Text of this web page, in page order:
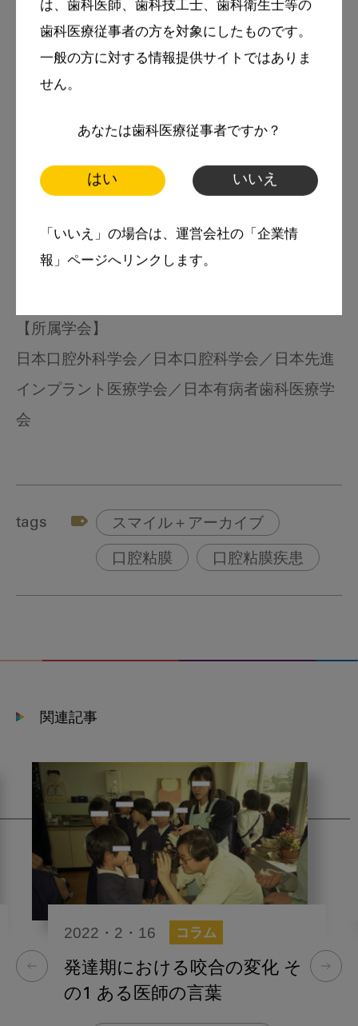
は、歯科医師、歯科技工士、歯科衛生士等の
歯科医療従事者の方を対象にしたものです。
一般の方に対する情報提供サイトではありま
せん。
あなたは歯科医療従事者ですか？
はい いいえ
「いいえ」の場合は、運営会社の「企業情
報」ページへリンクします。
2010～2013年 大隅鹿屋病院歯科口腔外科勤務
2013～2014年 九州大学顔面口腔外科勤務
2014～2016年 福岡県内の複数の歯科医院に勤
岡県福津市）
日本口腔外科学会認定専門医／日本口腔科学会
認定認定医／歯科臨床研修指導歯科医
【所属学会】
日本口腔外科学会／日本口腔科学会／日本先進
インプラント医療学会／日本有病者歯科医療学
会
tags スマイル＋アーカイブ
口腔粘膜 口腔粘膜疾患
関連記事
2022・2・16 コラム
発達期における咬合の変化 そ
の1 ある医師の言葉